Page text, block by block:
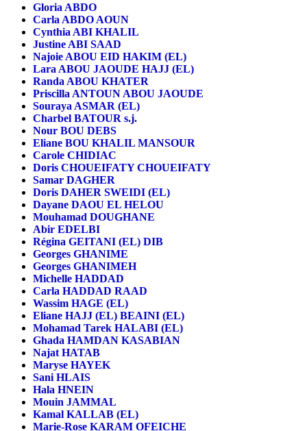
Gloria ABDO
Carla ABDO AOUN
Cynthia ABI KHALIL
Justine ABI SAAD
Najoie ABOU EID HAKIM (EL)
Lara ABOU JAOUDE HAJJ (EL)
Randa ABOU KHATER
Priscilla ANTOUN ABOU JAOUDE
Souraya ASMAR (EL)
Charbel BATOUR s.j.
Nour BOU DEBS
Eliane BOU KHALIL MANSOUR
Carole CHIDIAC
Doris CHOUEIFATY CHOUEIFATY
Samar DAGHER
Doris DAHER SWEIDI (EL)
Dayane DAOU EL HELOU
Mouhamad DOUGHANE
Abir EDELBI
Régina GEITANI (EL) DIB
Georges GHANIME
Georges GHANIMEH
Michelle HADDAD
Carla HADDAD RAAD
Wassim HAGE (EL)
Eliane HAJJ (EL) BEAINI (EL)
Mohamad Tarek HALABI (EL)
Ghada HAMDAN KASABIAN
Najat HATAB
Maryse HAYEK
Sani HLAIS
Hala HNEIN
Mouin JAMMAL
Kamal KALLAB (EL)
Marie-Rose KARAM OFEICHE